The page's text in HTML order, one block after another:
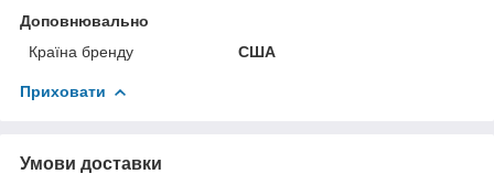
Доповнювально
Країна бренду
США
Приховати
Умови доставки